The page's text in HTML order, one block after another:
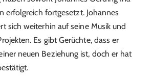
erfolgreich fortgesetzt. Johannes
sich weiterhin auf seine Musik und
Es gibt Gerüchte, dass er
neuen Beziehung ist, doch er hat